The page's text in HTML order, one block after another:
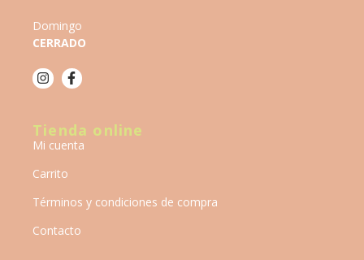
Domingo
CERRADO
Tienda online
Mi cuenta
Carrito
Términos y condiciones de compra
Contacto